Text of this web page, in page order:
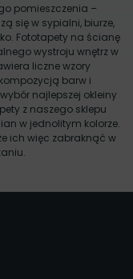
pomieszczenia –
się w sypialni, biurze,
Fototapety na ścianę
wystroju wnętrz w
liczne wzory
barw i
najlepszej okleiny
z naszego sklepu
w jednolitym kolorze.
ich więc zabraknąć w